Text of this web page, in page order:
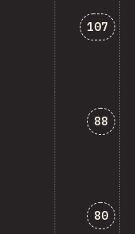
107
88
80